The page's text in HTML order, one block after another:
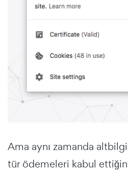
Ama aynı zamanda
tür ödemeleri kabul